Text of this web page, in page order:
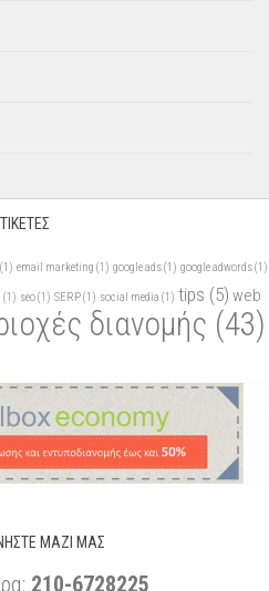
email marketing (1) google ads(1) google adwords(1)
(1) seo(1) SERP(1) social media (1) tips (5) web
διανομής (43)
ΜΑΖΊ ΜΑΣ
210-6728225